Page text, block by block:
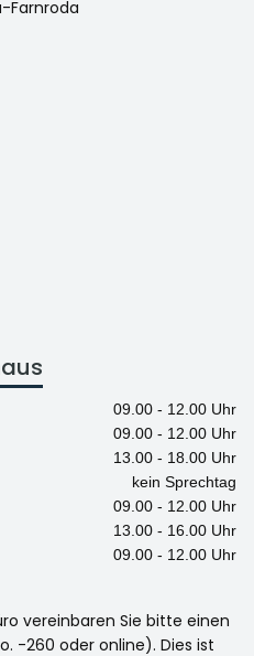
Farnroda
09.00 - 12.00 Uhr
09.00 - 12.00 Uhr
13.00 - 18.00 Uhr
kein Sprechtag
09.00 - 12.00 Uhr
13.00 - 16.00 Uhr
09.00 - 12.00 Uhr
vereinbaren Sie bitte einen
-260 oder online). Dies ist